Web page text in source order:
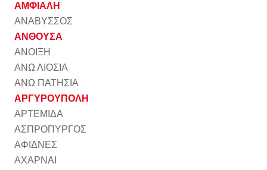
ΑΜΦΙΑΛΗ
ΑΝΑΒΥΣΣΟΣ
ΑΝΘΟΥΣΑ
ΑΝΟΙΞΗ
ΑΝΩ ΛΙΟΣΙΑ
ΑΝΩ ΠΑΤΗΣΙΑ
ΑΡΓΥΡΟΥΠΟΛΗ
ΑΡΤΕΜΙΔΑ
ΑΣΠΡΟΠΥΡΓΟΣ
ΑΦΙΔΝΕΣ
ΑΧΑΡΝΑΙ